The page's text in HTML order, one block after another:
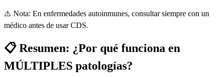
⚠️ Nota: En enfermedades autoinmunes, consultar siempre con un
médico antes de usar CDS.
📋 Resumen: ¿Por qué funciona en
MÚLTIPLES patologías?